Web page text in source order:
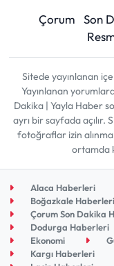
Çorum Son
Sitede yayınlanan
Yayınlanan
Dakika | Yayla Haber
ayrı bir sayfada açılır.
fotoğraflar izin
ortamda
Alaca Haberleri
Boğazkale Haberleri
Çorum Son Dakika
Dodurga Haberleri
Ekonomi
Kargı Haberleri